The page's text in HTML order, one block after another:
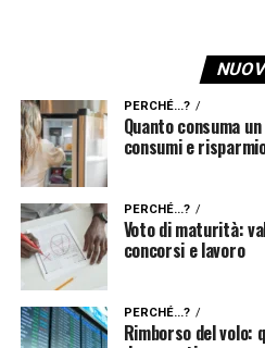
PERCHÉ...?
Quanto consuma
consumi e
PERCHÉ...?
Voto di maturità:
concorsi e lavoro
PERCHÉ...?
Rimborso del volo: